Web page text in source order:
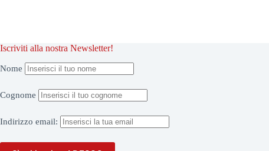
Iscriviti alla nostra Newsletter!
Nome
Cognome
Indirizzo email: